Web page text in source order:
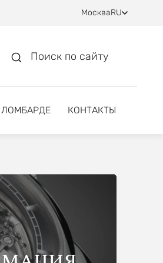
МоскваRU
Поиск по сайту
КОНТАКТЫ